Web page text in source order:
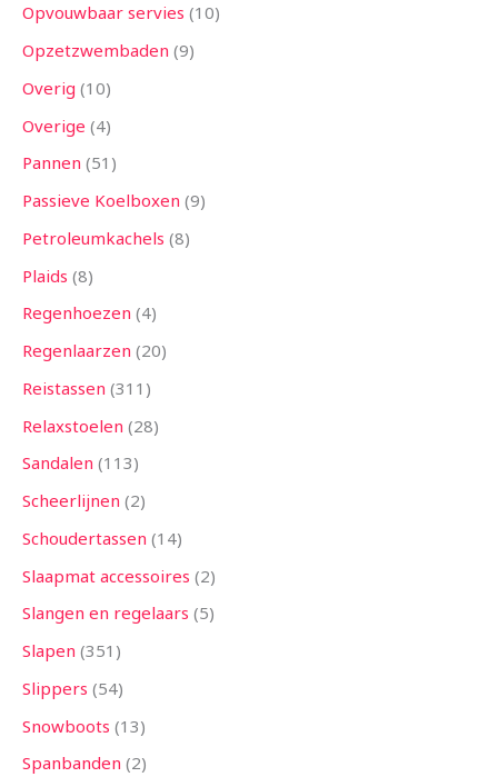
Opvouwbaar servies 10
Opzetzwembaden 9
Overig 10
Overige 4
Pannen 51
Passieve Koelboxen 9
Petroleumkachels 8
Plaids 8
Regenhoezen 4
Regenlaarzen 20
Reistassen 311
Relaxstoelen 28
Sandalen 113
Scheerlijnen 2
Schoudertassen 14
Slaapmat accessoires 2
Slangen en regelaars 5
Slapen 351
Slippers 54
Snowboots 13
Spanbanden 2